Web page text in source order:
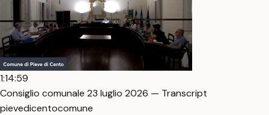
1:14:59
Consiglio comunale 23 luglio 2026 — Transcript
pievedicentocomune